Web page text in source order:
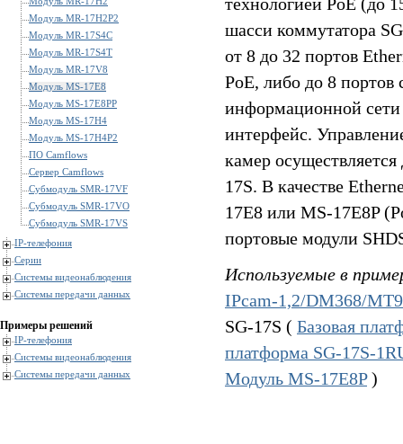
Модуль MR-17H2P2
Модуль MR-17S4C
Модуль MR-17S4T
Модуль MR-17V8
Модуль MS-17E8
Модуль MS-17E8PP
Модуль MS-17H4
Модуль MS-17H4P2
ПО Camflows
Сервер Camflows
Субмодуль SMR-17VF
Субмодуль SMR-17VO
Субмодуль SMR-17VS
IP-телефония
Серии
Системы видеонаблюдения
Системы передачи данных
Примеры решений
IP-телефония
Системы видеонаблюдения
Системы передачи данных
технологией PoE (до
шасси коммутатора
от 8 до 32 портов
PoE, либо до 8 портов
информационной
интерфейс.
камер
17S. В качестве
17E8 или MS-17E8P
портовые модули
Используемые в
IPcam-1,2/DM368/
SG-17S ( Базовая
платформа SG-17S-
Модуль MS-17E8P)